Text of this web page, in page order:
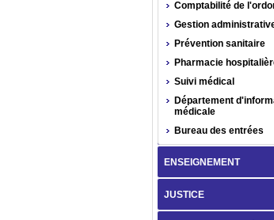
Comptabilité de
Gestion
Prévention sanitaire
Pharmacie
Suivi médical
Département
médicale
Bureau des entrées
ENSEIGNEMENT
JUSTICE